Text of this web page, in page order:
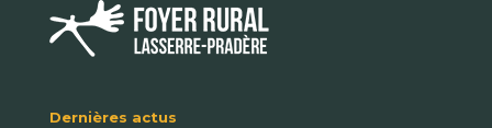
Dernières actus